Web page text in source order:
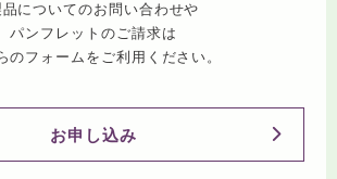
品についてのお問い合わせや
パンフレットのご請求は
のフォームをご利用ください。
お申し込み